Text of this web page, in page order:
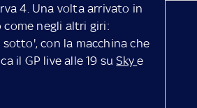
4. Una volta arrivato in
negli altri giri:
con la macchina che
il GP live alle 19 suSkye